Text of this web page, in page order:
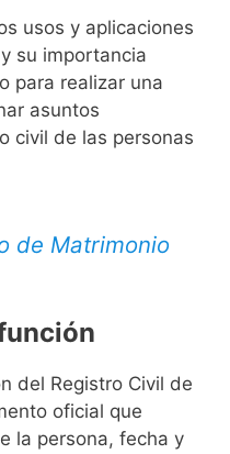
usos y aplicaciones
su importancia
para realizar una
asuntos
civil de las personas
de Matrimonio
del Registro Civil de
oficial que
la persona, fecha y